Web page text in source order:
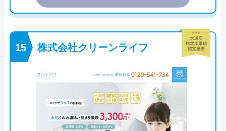
株式会社クリーンライフ